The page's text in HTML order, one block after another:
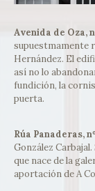
Avenida de Oza,
supuestmamente
Hernández. El
así no lo
fundición, la
puerta.
Rúa Panaderas,
González
que nace de la
aportación de A